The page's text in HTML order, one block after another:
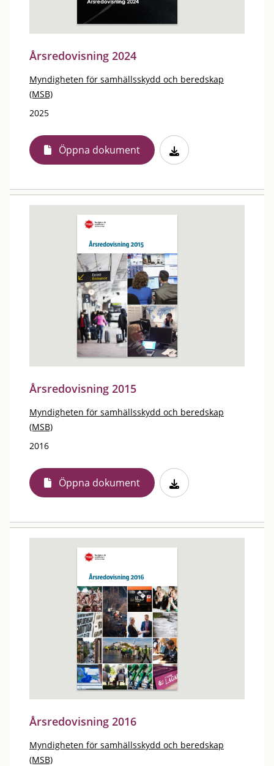
Årsredovisning 2024
Myndigheten för samhällsskydd och beredskap
(MSB)
2025
Öppna dokument
Årsredovisning 2015
Myndigheten för samhällsskydd och beredskap
(MSB)
2016
Öppna dokument
Årsredovisning 2016
Myndigheten för samhällsskydd och beredskap
(MSB)